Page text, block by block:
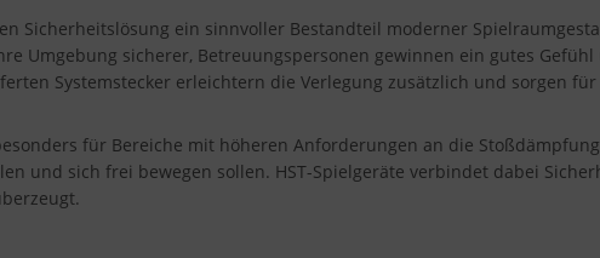
Sicherheitslösung ein sinnvoller Bestandteil moderner
Umgebung sicherer, Betreuungspersonen gewinnen ein gutes
Systemstecker erleichtern die Verlegung zusätzlich und sorgen
für Bereiche mit höheren Anforderungen an die
und sich frei bewegen sollen. HST-Spielgeräte verbindet dabei